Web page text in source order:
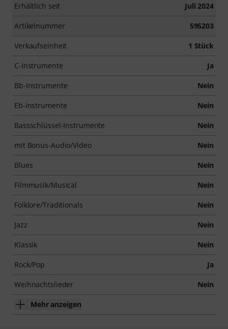
Erhältlich seit Juli 2024
Artikelnummer 595203
Verkaufseinheit 1 Stück
C-Instrumente Ja
Bb-Instrumente Nein
Eb-Instrumente Nein
Bassschlüssel-Instrumente Nein
mit Bonus-Audio/Video Nein
Blues Nein
Filmmusik/Musical Nein
Folklore/Traditionals Nein
Jazz Nein
Klassik Nein
Rock/Pop Ja
Weihnachtslieder Nein
Mehr anzeigen